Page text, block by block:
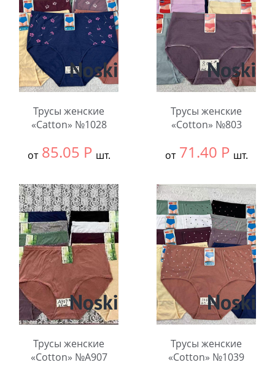
Количество: Количество:
Трусы женские
«Catton» №1028
от 85.05 Р шт.
В упаковке:
12
шт.
Количество:
Трусы женские
«Cotton» №803
от 71.40 Р шт.
В упаковке:
12
шт.
Количество:
Трусы женские
«Cotton» №A907
Трусы женские
«Cotton» №1039